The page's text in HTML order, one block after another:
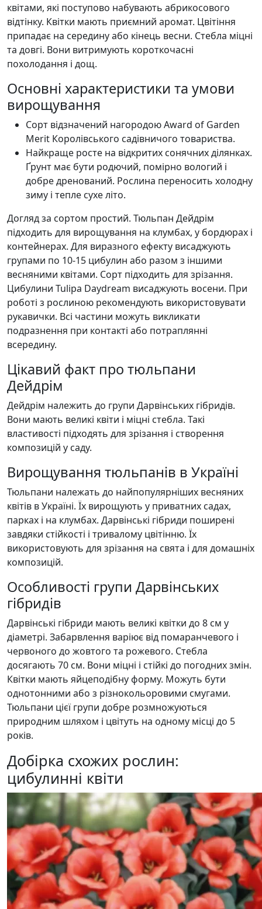
квітами, які поступово набувають абрикосового
відтінку. Квітки мають приємний аромат. Цвітіння
припадає на середину або кінець весни. Стебла міцні
та довгі. Вони витримують короткочасні
похолодання і дощ.
Основні характеристики та умови
вирощування
Сорт відзначений нагородою Award of Garden
Merit Королівського садівничого товариства.
Найкраще росте на відкритих сонячних ділянках.
Ґрунт має бути родючий, помірно вологий і
добре дренований. Рослина переносить холодну
зиму і тепле сухе літо.
Догляд за сортом простий. Тюльпан Дейдрім
підходить для вирощування на клумбах, у бордюрах і
контейнерах. Для виразного ефекту висаджують
групами по 10-15 цибулин або разом з іншими
весняними квітами. Сорт підходить для зрізання.
Цибулини Tulipa Daydream висаджують восени. При
роботі з рослиною рекомендують використовувати
рукавички. Всі частини можуть викликати
подразнення при контакті або потраплянні
всередину.
Цікавий факт про тюльпани
Дейдрім
Дейдрім належить до групи Дарвінських гібридів.
Вони мають великі квіти і міцні стебла. Такі
властивості підходять для зрізання і створення
композицій у саду.
Вирощування тюльпанів в Україні
Тюльпани належать до найпопулярніших весняних
квітів в Україні. Їх вирощують у приватних садах,
парках і на клумбах. Дарвінські гібриди поширені
завдяки стійкості і тривалому цвітінню. Їх
використовують для зрізання на свята і для домашніх
композицій.
Особливості групи Дарвінських
гібридів
Дарвінські гібриди мають великі квітки до 8 см у
діаметрі. Забарвлення варіює від помаранчевого і
червоного до жовтого та рожевого. Стебла
досягають 70 см. Вони міцні і стійкі до погодних змін.
Квітки мають яйцеподібну форму. Можуть бути
однотонними або з різнокольоровими смугами.
Тюльпани цієї групи добре розмножуються
природним шляхом і цвітуть на одному місці до 5
років.
Добірка схожих рослин:
цибулинні квіти